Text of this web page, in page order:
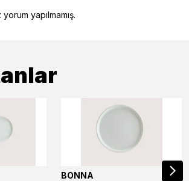
yapılmamış.
BONNA